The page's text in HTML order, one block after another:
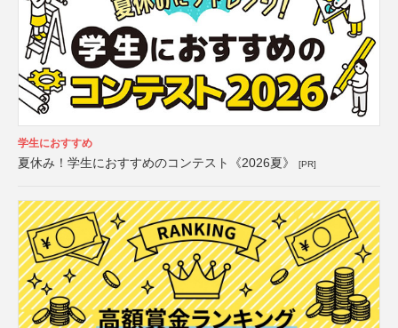
学生におすすめ
夏休み！学生におすすめのコンテスト《2026夏》 [PR]